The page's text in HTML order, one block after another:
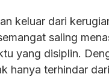
keluar dari
saling
yang disiplin.
hanya terhindar